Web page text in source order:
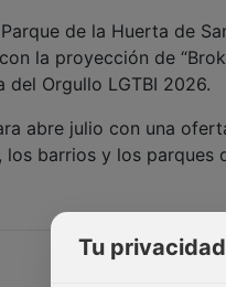
de la Huerta de
la proyección de
del Orgullo LGTBI 2026.
abre julio con una
barrios y los parques
Tu